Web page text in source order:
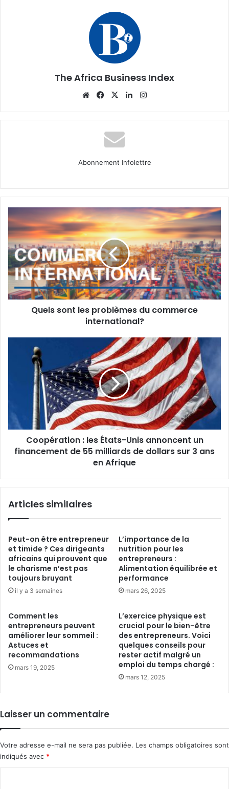
The Africa Business Index
WebsiteFacebook
X Linkedin
Abonnement Infolettre
sont
les
problèmes
du
commerce
international?
Quels sont les problèmes du commerce
international?
annoncent
financement
de
milliards
sur
ans
Coopération : les États-Unis annoncent un
financement de 55 milliards de dollars sur 3 ans
en Afrique
Articles similaires
Peut-on être entrepreneur
et timide ? Ces dirigeants
africains qui prouvent que
le charisme n’est pas
toujours bruyant
il y a 3 semaines
L’importance de la
nutrition pour les
entrepreneurs :
Alimentation équilibrée et
performance
mars 26, 2025
Comment les
entrepreneurs peuvent
améliorer leur sommeil :
Astuces et
recommandations
mars 19, 2025
L’exercice physique est
crucial pour le bien-être
des entrepreneurs. Voici
quelques conseils pour
rester actif malgré un
emploi du temps chargé :
mars 12, 2025
Laisser un commentaire
Votre adresse e-mail ne sera pas publiée. Les champs obligatoires sont
indiqués avec *